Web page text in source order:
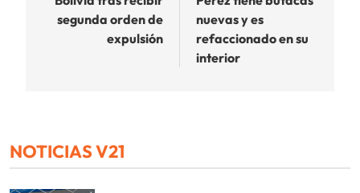
segunda orden de
expulsión
nuevas y es
refaccionado en su
interior
NOTICIAS V21